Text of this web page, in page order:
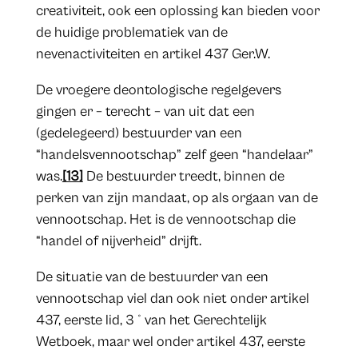
creativiteit, ook een oplossing kan bieden voor
de huidige problematiek van de
nevenactiviteiten en artikel 437 Ger.W.
De vroegere deontologische regelgevers
gingen er – terecht – van uit dat een
(gedelegeerd) bestuurder van een
“handelsvennootschap” zelf geen “handelaar”
was.[13] De bestuurder treedt, binnen de
perken van zijn mandaat, op als orgaan van de
vennootschap. Het is de vennootschap die
“handel of nijverheid” drijft.
De situatie van de bestuurder van een
vennootschap viel dan ook niet onder artikel
437, eerste lid, 3 ° van het Gerechtelijk
Wetboek, maar wel onder artikel 437, eerste